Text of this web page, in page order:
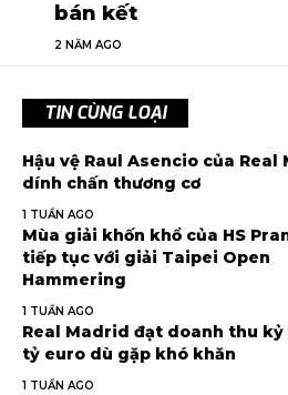
bán kết
2 NĂM AGO
TIN CÙNG LOẠI
Hậu vệ Raul Asencio của Real
dính chấn thương cơ
1 TUẦN AGO
Mùa giải khốn khổ của HS
tiếp tục với giải Taipei Open
Hammering
1 TUẦN AGO
Real Madrid đạt doanh thu kỷ
tỷ euro dù gặp khó khăn
1 TUẦN AGO